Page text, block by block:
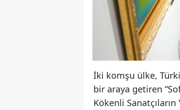
İki komşu ülke,
bir araya getiren
Kökenli